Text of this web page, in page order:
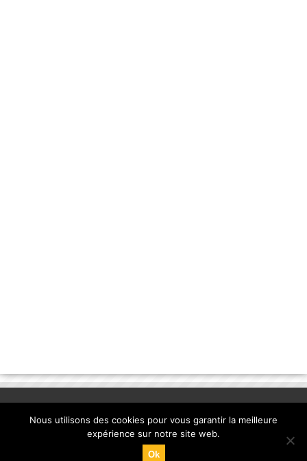
© Copyright 2013, la-banane-qui-parle.com. |
Nous utilisons des cookies pour vous garantir la meilleure
expérience sur notre site web.
Ok